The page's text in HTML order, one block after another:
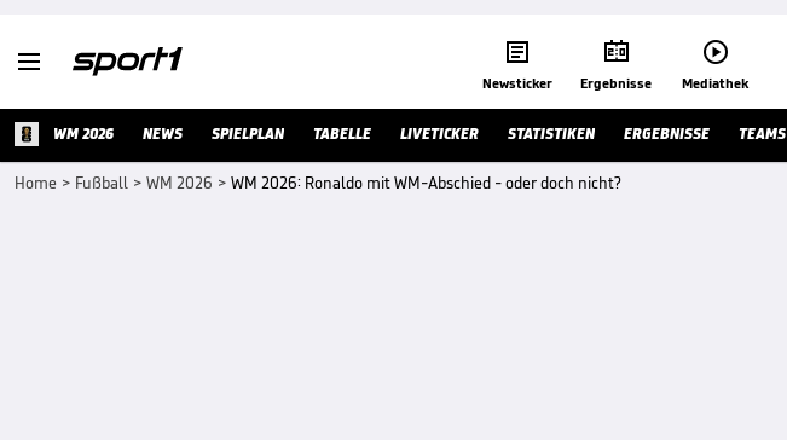
 
Newsticker

Ergebnisse

Mediathek
WM 2026 NEWS SPIELPLAN TABELLE LIVETICKER STATISTIKEN ERGEBNISSE TEAMS
Home > Fußball > WM 2026 > WM 2026: Ronaldo mit WM-Abschied - oder doch nicht?